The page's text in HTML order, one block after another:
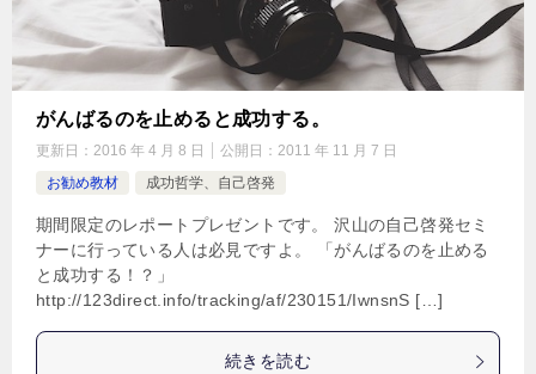
がんばるのを止めると成功する。
更新日： 2016 年 4 月 8 日 公開日： 2011 年 11 月 7 日
お勧め教材
成功哲学、自己啓発
期間限定のレポートプレゼントです。 沢山の自己啓発セミ
ナーに行っている人は必見ですよ。 「がんばるのを止める
と成功する！？」
http://123direct.info/tracking/af/230151/IwnsnS […]
続きを読む